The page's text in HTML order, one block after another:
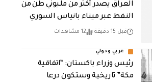
العراق يصدر أكثر من مليوني طن من
النفط عبر ميناء بانياس السوري
قبل 15 دقيقة 12 مشاهدات
عربي ودولي
رئيس وزراء باكستان: “اتفاقية
مكة” تاريخية وستكون درعا